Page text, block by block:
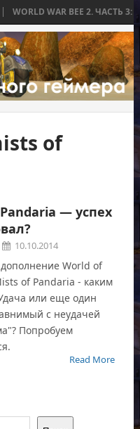
WORLD WAR BEE 2. ЧАСТЬ
of
— успех
10.10.2014
World of
of Pandaria - каким
или еще один
с неудачей
Попробуем
Read More